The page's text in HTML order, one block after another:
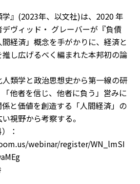
学』(2023年、以文社)は、2020 年
ヴィッド・ グレーバーが『負債
経済」概念を手がかりに、経済と
し広げるべく編まれた本邦初の論
類学と政治思想史から第一線の研
他者を信じ、他者に負う」営みに
と価値を創造する「人間経済」の
視野から考察する。
：
webinar/register/WN_lmSI